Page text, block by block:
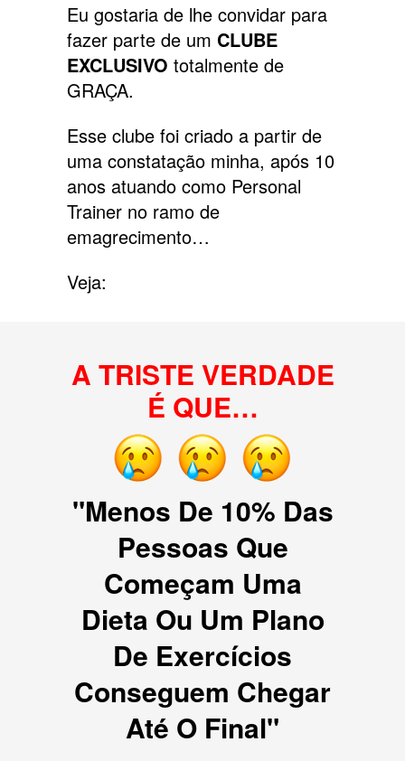
Eu gostaria de lhe convidar para
fazer parte de um CLUBE
EXCLUSIVO totalmente de
GRAÇA.
Esse clube foi criado a partir de
uma constatação minha, após 10
anos atuando como Personal
Trainer no ramo de
emagrecimento…
Veja:
A TRISTE VERDADE
É QUE…
"Menos De 10% Das
Pessoas Que
Começam Uma
Dieta Ou Um Plano
De Exercícios
Conseguem Chegar
Até O Final"